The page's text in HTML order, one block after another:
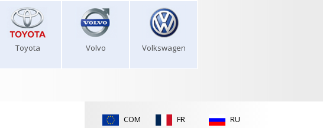
Toyota Volvo Volkswagen
COM FR RU